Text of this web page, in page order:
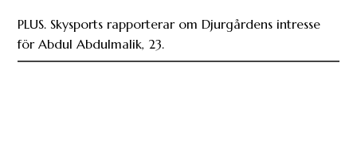
PLUS. Skysports rapporterar om Djurgårdens intresse
för Abdul Abdulmalik, 23.